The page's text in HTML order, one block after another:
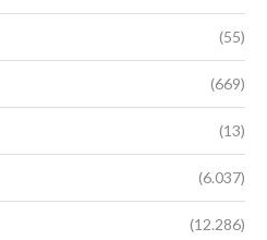
(55)
(669)
(13)
(6.037)
(12.286)